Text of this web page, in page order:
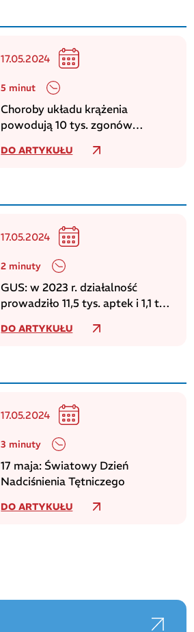
17.05.2024
5 minut
Choroby układu krążenia
powodują 10 tys. zgonów
WHO
DO ARTYKUŁU
17.05.2024
2 minuty
GUS: w 2023 r. działalność
prowadziło 11,5 tys. aptek i 1,1 tys.
DO ARTYKUŁU
17.05.2024
3 minuty
17 maja: Światowy Dzień
Nadciśnienia Tętniczego
DO ARTYKUŁU